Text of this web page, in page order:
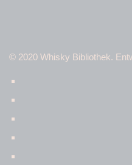
© 2020 Whisky Bibliothek.